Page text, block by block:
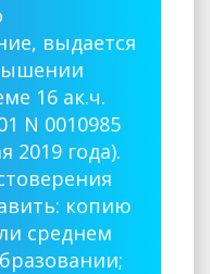
выдается
16 ак.ч.
N 0010985
2019 года).
копию
среднем